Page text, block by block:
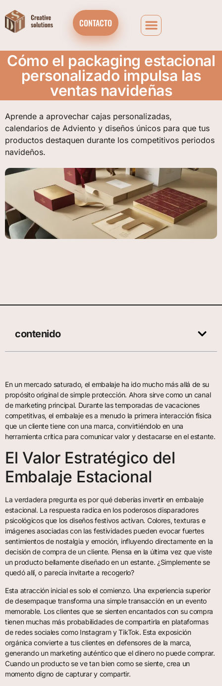
CONTACTO
Cómo el packaging estacional
personalizado impulsa las
ventas navideñas
Aprende a aprovechar cajas personalizadas,
calendarios de Adviento y diseños únicos para que tus
productos destaquen durante los competitivos periodos
navideños.
contenido
En un mercado saturado, el embalaje ha ido mucho más allá de su
propósito original de simple protección. Ahora sirve como un canal
de marketing principal. Durante las temporadas de vacaciones
competitivas, el embalaje es a menudo la primera interacción física
que un cliente tiene con una marca, convirtiéndolo en una
herramienta crítica para comunicar valor y destacarse en el estante.
El Valor Estratégico del
Embalaje Estacional
La verdadera pregunta es por qué deberías invertir en embalaje
estacional. La respuesta radica en los poderosos disparadores
psicológicos que los diseños festivos activan. Colores, texturas e
imágenes asociadas con las festividades pueden evocar fuertes
sentimientos de nostalgia y emoción, influyendo directamente en la
decisión de compra de un cliente. Piensa en la última vez que viste
un producto bellamente diseñado en un estante. ¿Simplemente se
quedó allí, o parecía invitarte a recogerlo?
Esta atracción inicial es solo el comienzo. Una experiencia superior
de desempaque transforma una simple transacción en un evento
memorable. Los clientes que se sienten encantados con su compra
tienen muchas más probabilidades de compartirla en plataformas
de redes sociales como Instagram y TikTok. Esta exposición
orgánica convierte a tus clientes en defensores de la marca,
generando un marketing auténtico que el dinero no puede comprar.
Cuando un producto se ve tan bien como se siente, crea un
momento digno de capturar y compartir.